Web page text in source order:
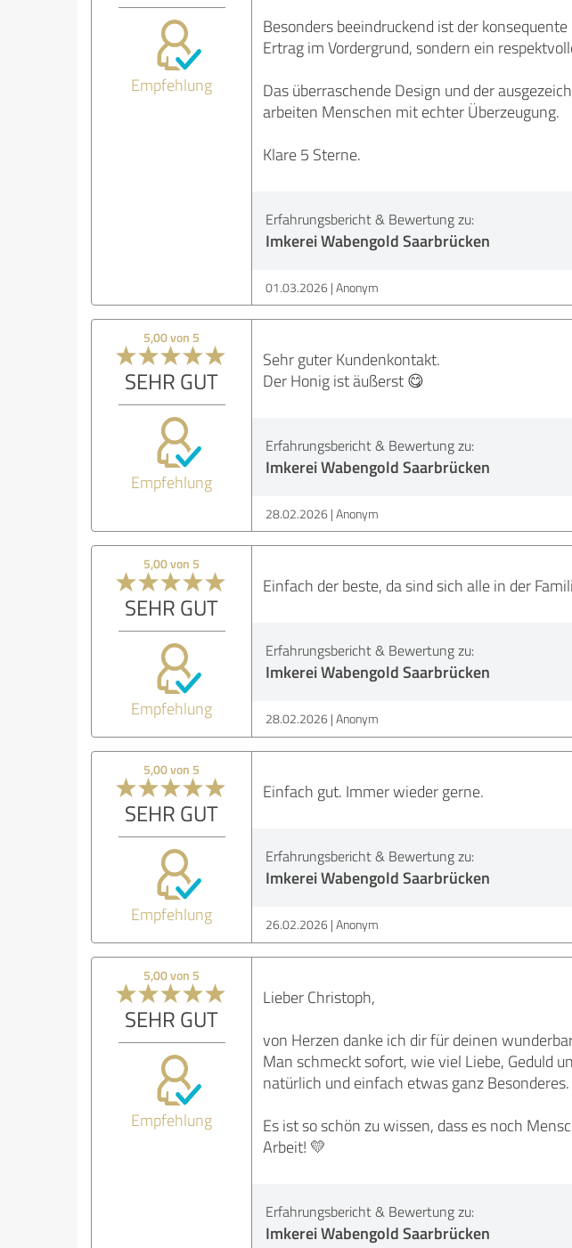
Empfehlung
Besonders beeindruckend ist der
Ertrag im Vordergrund, sondern ein
Das überraschende Design und der
arbeiten Menschen mit echter Überzeugung.
Klare 5 Sterne.
Erfahrungsbericht & Bewertung zu:
Imkerei Wabengold Saarbrücken
01.03.2026 Anonym
5,00 von 5
SEHR GUT
Empfehlung
Sehr guter Kundenkontakt.
Der Honig ist äußerst 😋
Erfahrungsbericht & Bewertung zu:
Imkerei Wabengold Saarbrücken
28.02.2026 Anonym
5,00 von 5
SEHR GUT
Empfehlung
Einfach der beste, da sind sich alle in der
Erfahrungsbericht & Bewertung zu:
Imkerei Wabengold Saarbrücken
28.02.2026 Anonym
5,00 von 5
SEHR GUT
Empfehlung
Einfach gut. Immer wieder gerne.
Erfahrungsbericht & Bewertung zu:
Imkerei Wabengold Saarbrücken
26.02.2026 Anonym
5,00 von 5
SEHR GUT
Empfehlung
Lieber Christoph,
von Herzen danke ich dir für deinen
Man schmeckt sofort, wie viel Liebe, Geduld
natürlich und einfach etwas ganz Besonderes.
Es ist so schön zu wissen, dass es noch
Arbeit! 💛
Erfahrungsbericht & Bewertung zu:
Imkerei Wabengold Saarbrücken